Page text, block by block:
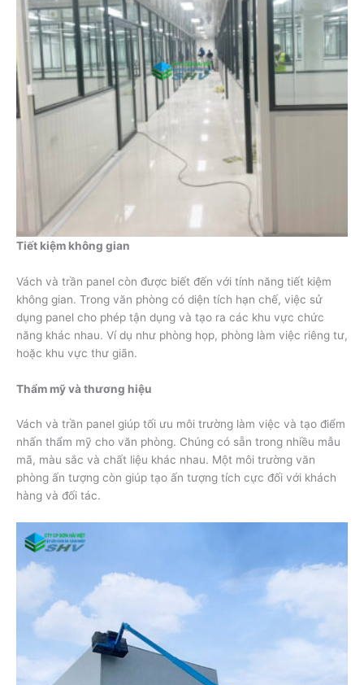
Tiết kiệm không gian
Vách và trần panel còn được biết đến với tính năng tiết kiệm
không gian. Trong văn phòng có diện tích hạn chế, việc sử
dụng panel cho phép tận dụng và tạo ra các khu vực chức
năng khác nhau. Ví dụ như phòng họp, phòng làm việc riêng tư,
hoặc khu vực thư giãn.
Thẩm mỹ và thương hiệu
Vách và trần panel giúp tối ưu môi trường làm việc và tạo điểm
nhấn thẩm mỹ cho văn phòng. Chúng có sẵn trong nhiều mẫu
mã, màu sắc và chất liệu khác nhau. Một môi trường văn
phòng ấn tượng còn giúp tạo ấn tượng tích cực đối với khách
hàng và đối tác.